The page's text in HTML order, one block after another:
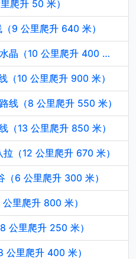
爬升 50 米）
9 公里爬升 640 米）
73. 定都阁龙口灰口徒步挖水晶（10 公里爬升 400 米）
（10 公里爬升 900 米）
线（8 公里爬升 550 米）
（13 公里爬升 850 米）
（12 公里爬升 670 米）
6 公里爬升 300 米）
里爬升 800 米）
公里爬升 250 米）
公里爬升 400 米）